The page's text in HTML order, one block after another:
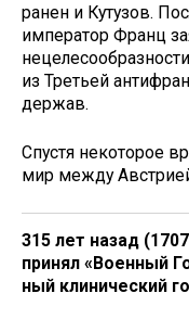
ранен и Кутузов.
император Франц
из Третьей
держав.
Спустя некоторое
мир между
315 лет назад
принял «Военный
ный клинический